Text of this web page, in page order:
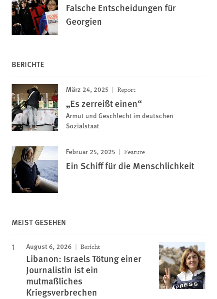
Falsche Entscheidungen für
Georgien
BERICHTE
März 24, 2025 Report
„Es zerreißt einen“
Armut und Geschlecht im deutschen
Sozialstaat
Februar 25, 2025 Feature
Ein Schiff für die Menschlichkeit
MEIST GESEHEN
August 6, 2026 Bericht
Libanon: Israels Tötung einer
Journalistin ist ein
mutmaßliches
Kriegsverbrechen